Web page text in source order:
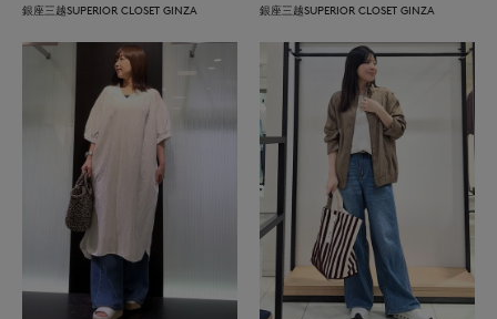
銀座三越SUPERIOR CLOSET GINZA 銀座三越SUPERIOR CLOSET GINZA